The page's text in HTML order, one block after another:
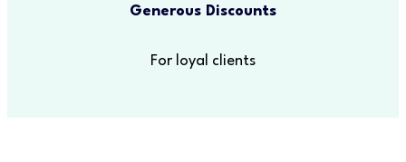
Generous Discounts
For loyal clients